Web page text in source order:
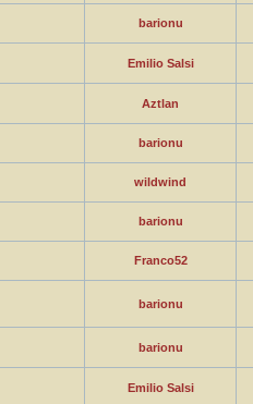
barionu
Emilio Salsi
Aztlan
barionu
wildwind
barionu
Franco52
barionu
barionu
Emilio Salsi